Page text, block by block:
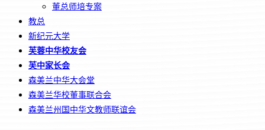
董总师培专案
教总
新纪元大学
芙蓉中华校友会
芙中家长会
森美兰中华大会堂
森美兰华校董事联合会
森美兰州国中华文教师联谊会